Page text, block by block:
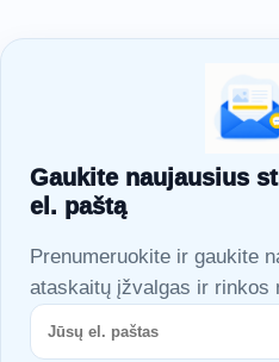
Gaukite naujausius
el. paštą
Prenumeruokite ir gaukite
ataskaitų įžvalgas ir rinkos